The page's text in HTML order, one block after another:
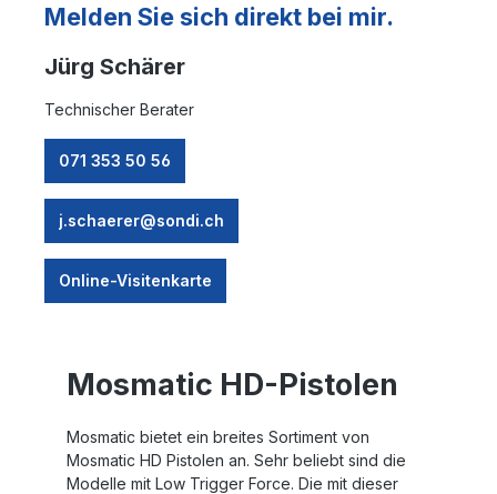
Melden Sie sich direkt bei mir.
Jürg Schärer
Technischer Berater
071 353 50 56
j.schaerer@sondi.ch
Online-Visitenkarte
Mosmatic HD-Pistolen
Mosmatic bietet ein breites Sortiment von
Mosmatic HD Pistolen an. Sehr beliebt sind die
Modelle mit Low Trigger Force. Die mit dieser